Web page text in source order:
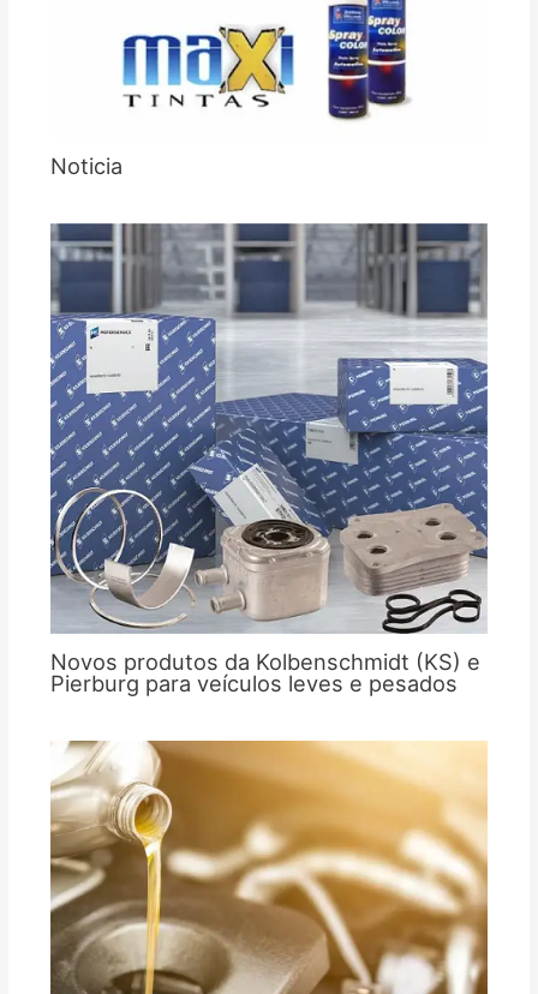
Noticia
Novos produtos da Kolbenschmidt (KS) e
Pierburg para veículos leves e pesados